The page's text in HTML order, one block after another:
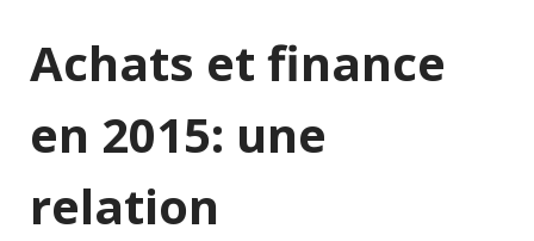
Achats et finance
en 2015: une
relation